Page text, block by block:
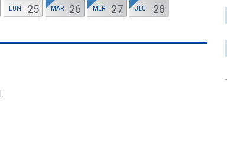
LUN 25 MAR 26 MER 27 JEU 28